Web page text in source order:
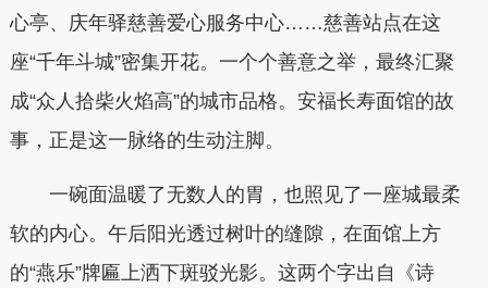
心亭、庆年驿慈善爱心服务中心……慈善站点在这
座“千年斗城”密集开花。一个个善意之举，最终汇聚
成“众人拾柴火焰高”的城市品格。安福长寿面馆的故
事，正是这一脉络的生动注脚。
一碗面温暖了无数人的胃，也照见了一座城最柔
软的内心。午后阳光透过树叶的缝隙，在面馆上方
的“燕乐”牌匾上洒下斑驳光影。这两个字出自《诗